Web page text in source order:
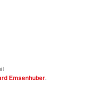
Emsenhuber.